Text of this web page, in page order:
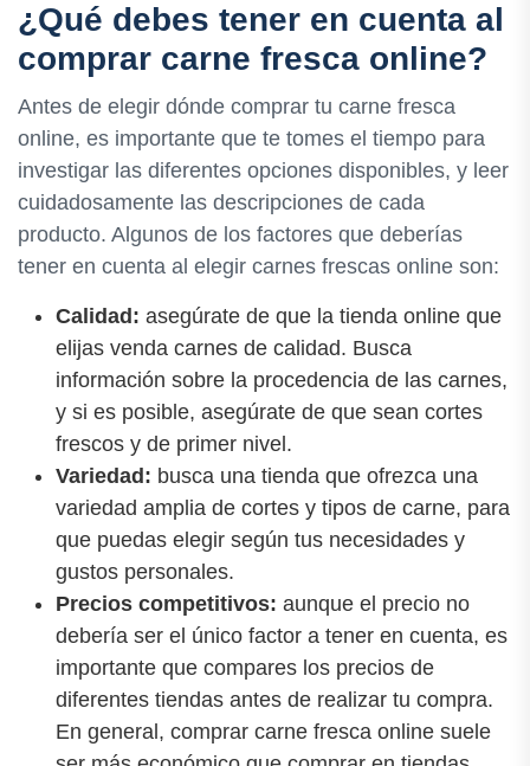
¿Qué debes tener en cuenta al
comprar carne fresca online?
Antes de elegir dónde comprar tu carne fresca
online, es importante que te tomes el tiempo para
investigar las diferentes opciones disponibles, y leer
cuidadosamente las descripciones de cada
producto. Algunos de los factores que deberías
tener en cuenta al elegir carnes frescas online son:
Calidad: asegúrate de que la tienda online que
elijas venda carnes de calidad. Busca
información sobre la procedencia de las carnes,
y si es posible, asegúrate de que sean cortes
frescos y de primer nivel.
Variedad: busca una tienda que ofrezca una
variedad amplia de cortes y tipos de carne, para
que puedas elegir según tus necesidades y
gustos personales.
Precios competitivos: aunque el precio no
debería ser el único factor a tener en cuenta, es
importante que compares los precios de
diferentes tiendas antes de realizar tu compra.
En general, comprar carne fresca online suele